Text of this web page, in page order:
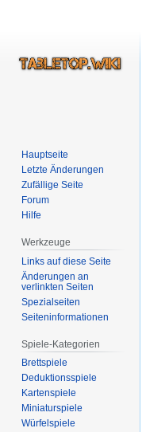
Hauptseite
Letzte Änderungen
Zufällige Seite
Forum
Hilfe
Werkzeuge
Links auf diese Seite
Änderungen an
verlinkten Seiten
Spezialseiten
Seiten­­informationen
Spiele-Kategorien
Brettspiele
Deduktionsspiele
Kartenspiele
Miniaturspiele
Würfelspiele